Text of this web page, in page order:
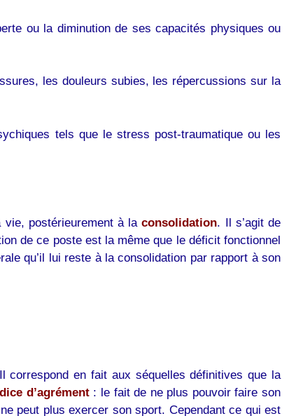
ou la diminution de ses capacités physiques ou
les douleurs subies, les répercussions sur la
tels que le stress post-traumatique ou les
vie, postérieurement à laconsolidation. Il s’agit de
de ce poste est la même que le déficit fonctionnel
qu’il lui reste à la consolidation par rapport à son
Il correspond en fait aux séquelles définitives que la
d’agrément: le fait de ne plus pouvoir faire son
peut plus exercer son sport. Cependant ce qui est